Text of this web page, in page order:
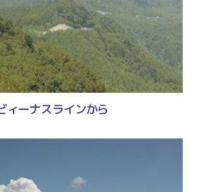
ィーナスラインから